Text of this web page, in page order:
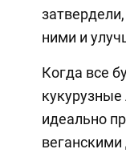
ними и
Когда все
кукурузные
идеально